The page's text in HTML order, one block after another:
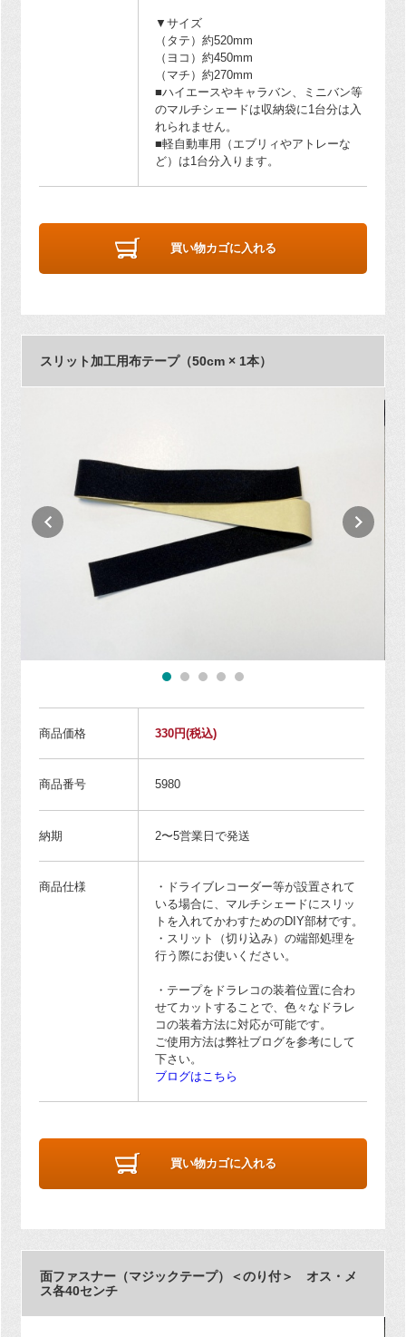
▼サイズ
（タテ）約520mm
（ヨコ）約450mm
（マチ）約270mm
■ハイエースやキャラバン、ミニバン等
のマルチシェードは収納袋に1台分は入
れられません。
■軽自動車用（エブリィやアトレーな
ど）は1台分入ります。
買い物カゴに入れる
スリット加工用布テープ（50cm × 1本）
商品価格 330円(税込)
商品番号 5980
納期 2〜5営業日で発送
商品仕様
・ドライブレコーダー等が設置されて
いる場合に、マルチシェードにスリッ
トを入れてかわすためのDIY部材です。
・スリット（切り込み）の端部処理を
行う際にお使いください。
・テープをドラレコの装着位置に合わ
せてカットすることで、色々なドラレ
コの装着方法に対応が可能です。
ご使用方法は弊社ブログを参考にして
下さい。
ブログはこちら
買い物カゴに入れる
面ファスナー（マジックテープ）＜のり付＞ オス・メ
ス各40センチ